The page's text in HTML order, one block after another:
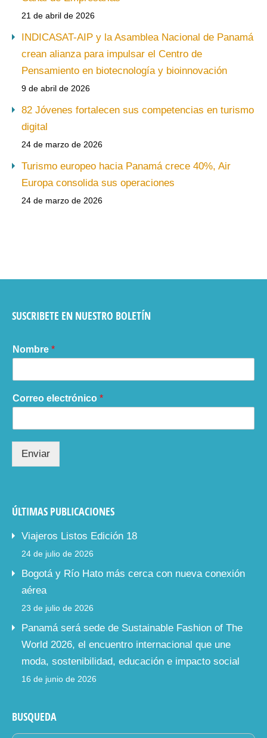
21 de abril de 2026
INDICASAT-AIP y la Asamblea Nacional de Panamá
crean alianza para impulsar el Centro de
Pensamiento en biotecnología y bioinnovación
9 de abril de 2026
82 Jóvenes fortalecen sus competencias en turismo
digital
24 de marzo de 2026
Turismo europeo hacia Panamá crece 40%, Air
Europa consolida sus operaciones
24 de marzo de 2026
SUSCRIBETE EN NUESTRO BOLETÍN
Nombre *
Correo electrónico *
Enviar
ÚLTIMAS PUBLICACIONES
Viajeros Listos Edición 18
24 de julio de 2026
Bogotá y Río Hato más cerca con nueva conexión
aérea
23 de julio de 2026
Panamá será sede de Sustainable Fashion of The
World 2026, el encuentro internacional que une
moda, sostenibilidad, educación e impacto social
16 de junio de 2026
BUSQUEDA